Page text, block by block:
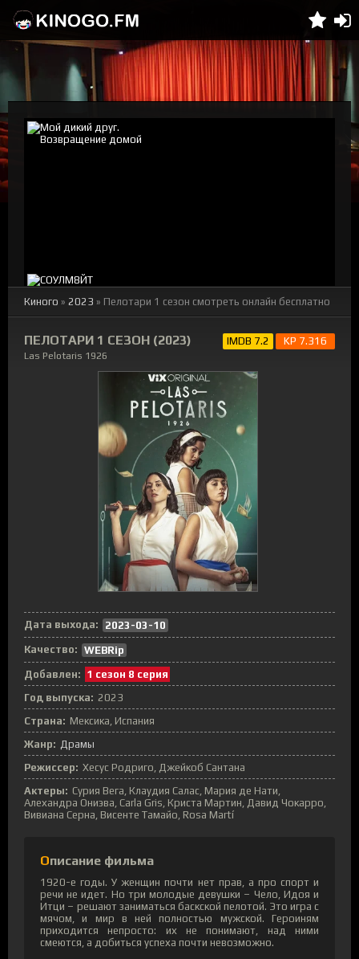
Киного » 2023 » Пелотари 1 сезон смотреть онлайн бесплатно
ПЕЛОТАРИ 1 СЕЗОН (2023)
Las Pelotaris 1926
IMDB 7.2 KP 7.316
Дата выхода:
2023-03-10
Качество: WEBRip
Добавлен: 1 сезон 8 серия
Год выпуска: 2023
Страна: Мексика, Испания
Жанр: Драмы
Режиссер: Хесус Родриго, Джейкоб Сантана
Актеры: Сурия Вега, Клаудия Салас, Мария де Нати,
Алехандра Ониэва, Carla Gris, Криста Мартин, Давид Чокарро,
Вивиана Серна, Висенте Тамайо, Rosa Martí
Описание фильма
1920-е годы. У женщин почти нет прав, а про спорт и
речи не идет. Но три молодые девушки – Чело, Идоя и
Итци – решают заниматься баскской пелотой. Это игра с
мячом, и мир в ней полностью мужской. Героиням
приходится непросто: их не понимают, над ними
смеются, а добиться успеха почти невозможно.